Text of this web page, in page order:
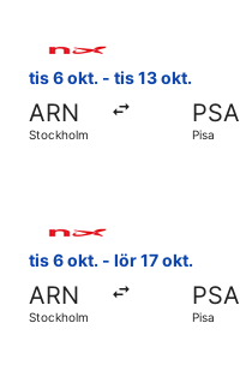
tis 6 okt. - tis 13 okt.
ARN
Stockholm
PSA
Pisa
tis 6 okt. - lör 17 okt.
ARN
Stockholm
PSA
Pisa